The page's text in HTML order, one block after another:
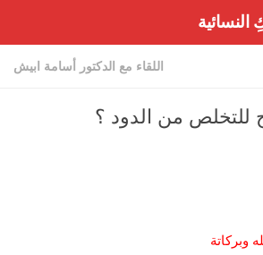
اللقاء مع الدكتور أسامة ابيش
للتخلص من الدود ؟
وبركاتة